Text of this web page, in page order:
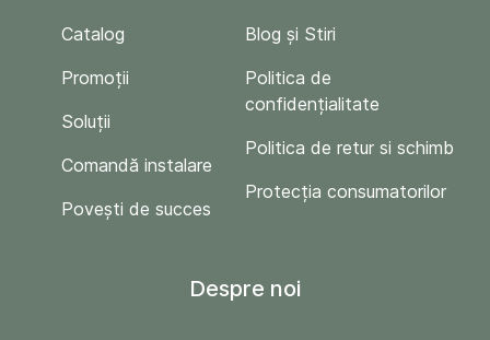
Catalog
Promoții
Soluții
Comandă instalare
Povești de succes
Blog și Stiri
Politica de
confidențialitate
Politica de retur si schimb
Protecția consumatorilor
Despre noi